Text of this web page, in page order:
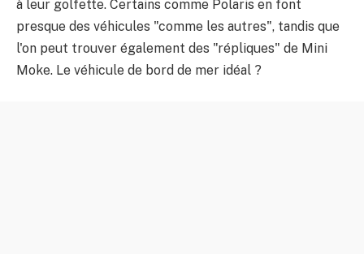
à leur golfette. Certains comme Polaris en font
presque des véhicules "comme les autres", tandis que
l'on peut trouver également des "répliques" de Mini
Moke. Le véhicule de bord de mer idéal ?